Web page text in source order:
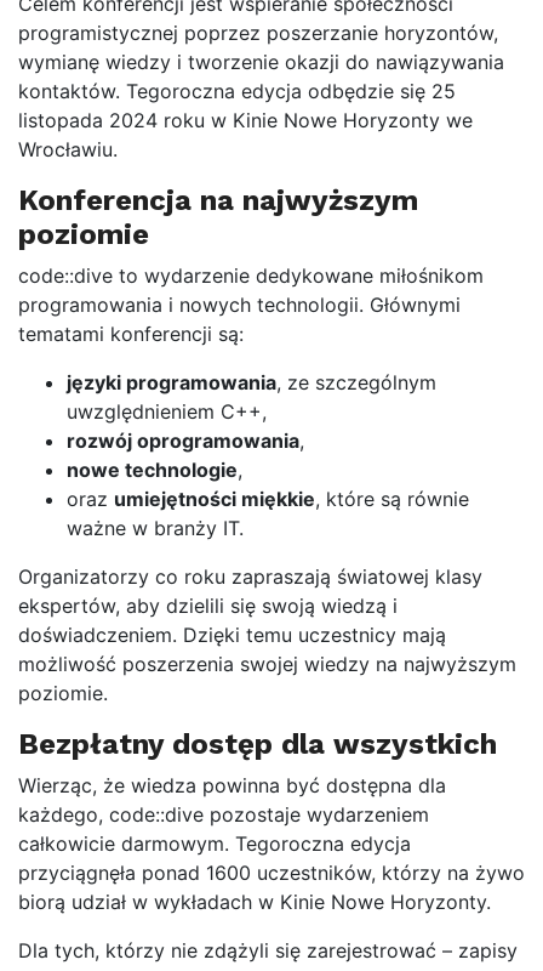
programistycznej poprzez poszerzanie horyzontów,
wymianę wiedzy i tworzenie okazji do nawiązywania
kontaktów. Tegoroczna edycja odbędzie się 25
listopada 2024 roku w Kinie Nowe Horyzonty we
Wrocławiu.
Konferencja na najwyższym
poziomie
code::dive to wydarzenie dedykowane miłośnikom
programowania i nowych technologii. Głównymi
tematami konferencji są:
języki programowania, ze szczególnym
uwzględnieniem C++,
rozwój oprogramowania,
nowe technologie,
oraz umiejętności miękkie, które są równie
ważne w branży IT.
Organizatorzy co roku zapraszają światowej klasy
ekspertów, aby dzielili się swoją wiedzą i
doświadczeniem. Dzięki temu uczestnicy mają
możliwość poszerzenia swojej wiedzy na najwyższym
poziomie.
Bezpłatny dostęp dla wszystkich
Wierząc, że wiedza powinna być dostępna dla
każdego, code::dive pozostaje wydarzeniem
całkowicie darmowym. Tegoroczna edycja
przyciągnęła ponad 1600 uczestników, którzy na żywo
biorą udział w wykładach w Kinie Nowe Horyzonty.
Dla tych, którzy nie zdążyli się zarejestrować – zapisy